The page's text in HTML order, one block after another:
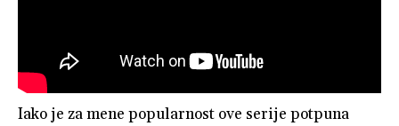
Iako je za mene popularnost ove serije potpuna